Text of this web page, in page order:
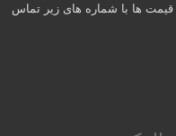
قیمت ها با شماره های زیر تماس